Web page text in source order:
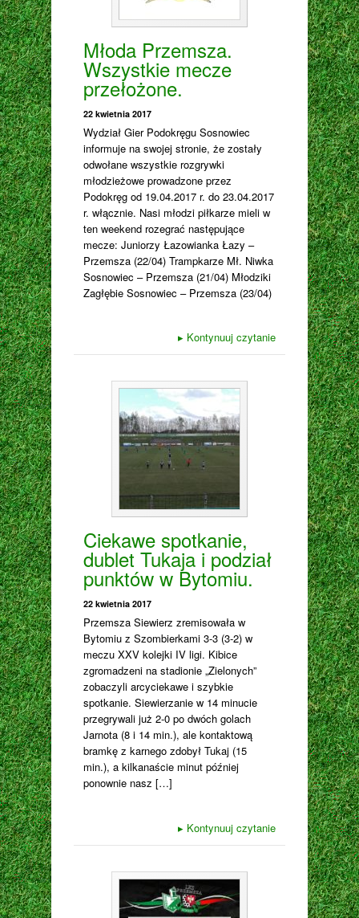
Młoda Przemsza.
Wszystkie mecze
przełożone.
22 kwietnia 2017
Wydział Gier Podokręgu Sosnowiec
informuje na swojej stronie, że zostały
odwołane wszystkie rozgrywki
młodzieżowe prowadzone przez
Podokręg od 19.04.2017 r. do 23.04.2017
r. włącznie. Nasi młodzi piłkarze mieli w
ten weekend rozegrać następujące
mecze: Juniorzy Łazowianka Łazy –
Przemsza (22/04) Trampkarze Mł. Niwka
Sosnowiec – Przemsza (21/04) Młodziki
Zagłębie Sosnowiec – Przemsza (23/04)
▸ Kontynuuj czytanie
Ciekawe spotkanie,
dublet Tukaja i podział
punktów w Bytomiu.
22 kwietnia 2017
Przemsza Siewierz zremisowała w
Bytomiu z Szombierkami 3-3 (3-2) w
meczu XXV kolejki IV ligi. Kibice
zgromadzeni na stadionie „Zielonych”
zobaczyli arcyciekawe i szybkie
spotkanie. Siewierzanie w 14 minucie
przegrywali już 2-0 po dwóch golach
Jarnota (8 i 14 min.), ale kontaktową
bramkę z karnego zdobył Tukaj (15
min.), a kilkanaście minut później
ponownie nasz […]
▸ Kontynuuj czytanie